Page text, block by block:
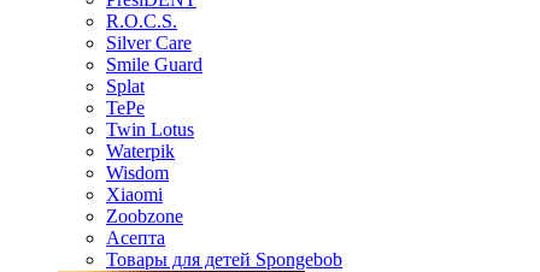
R.O.C.S.
Silver Care
Smile Guard
Splat
TePe
Twin Lotus
Waterpik
Wisdom
Xiaomi
Zoobzone
Асепта
Товары для детей Spongebob